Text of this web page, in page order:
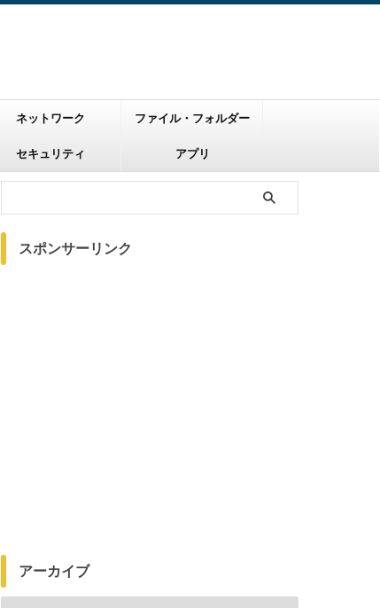
ネットワーク ファイル・フォルダー
セキュリティ アプリ
スポンサーリンク
アーカイブ